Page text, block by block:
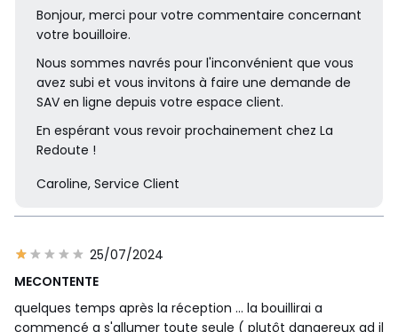
Bonjour, merci pour votre commentaire concernant
votre bouilloire.
Nous sommes navrés pour l'inconvénient que vous
avez subi et vous invitons à faire une demande de
SAV en ligne depuis votre espace client.
En espérant vous revoir prochainement chez La
Redoute !
Caroline, Service Client
25/07/2024
MECONTENTE
quelques temps après la réception ... la bouillirai a
commencé a s'allumer toute seule ( plutôt dangereux qd il